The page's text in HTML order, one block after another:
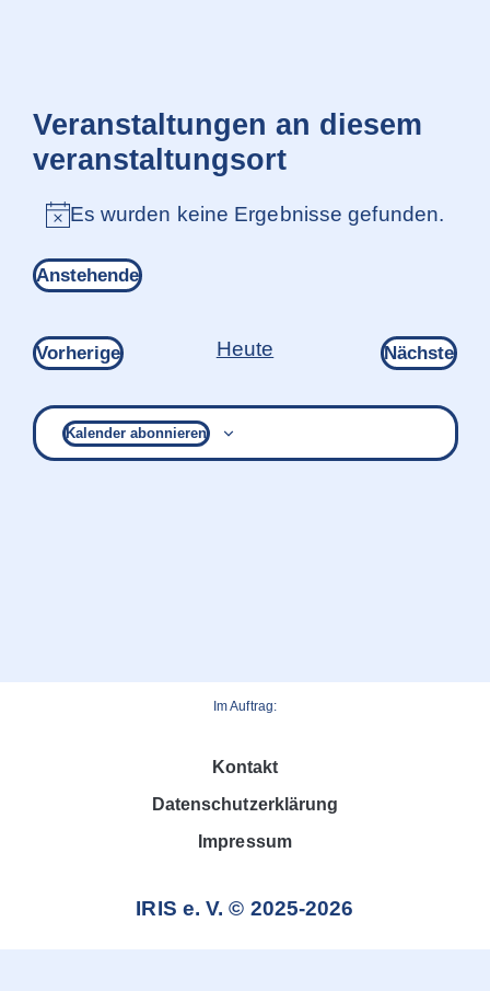
Veranstaltungen an diesem
veranstaltungsort
Hinweis
Es wurden keine Ergebnisse gefunden.
Anstehende
VorherigeVeranstaltungen
Heute Nächste
Kalender abonnieren
Im Auftrag:
Kontakt
Datenschutzerklärung
Impressum
IRIS e. V. © 2025-2026